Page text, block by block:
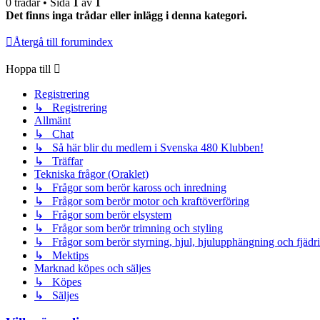
Det finns inga trådar eller inlägg i denna kategori.
Återgå till forumindex
Hoppa till
Registrering
↳ Registrering
Allmänt
↳ Chat
↳ Så här blir du medlem i Svenska 480 Klubben!
↳ Träffar
Tekniska frågor (Oraklet)
↳ Frågor som berör kaross och inredning
↳ Frågor som berör motor och kraftöverföring
↳ Frågor som berör elsystem
↳ Frågor som berör trimning och styling
↳ Frågor som berör styrning, hjul, hjulupphängning och
↳ Mektips
Marknad köpes och säljes
↳ Köpes
↳ Säljes